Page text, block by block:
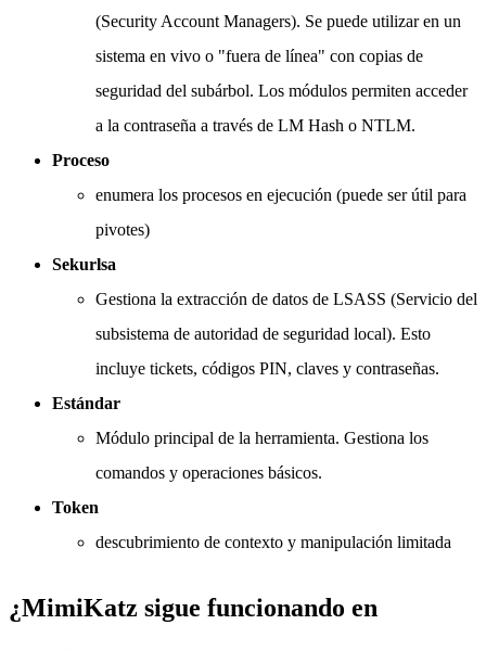
(Security Account Managers). Se puede utilizar en un
sistema en vivo o "fuera de línea" con copias de
seguridad del subárbol. Los módulos permiten acceder
a la contraseña a través de LM Hash o NTLM.
Proceso
enumera los procesos en ejecución (puede ser útil para
pivotes)
Sekurlsa
Gestiona la extracción de datos de LSASS (Servicio del
subsistema de autoridad de seguridad local). Esto
incluye tickets, códigos PIN, claves y contraseñas.
Estándar
Módulo principal de la herramienta. Gestiona los
comandos y operaciones básicos.
Token
descubrimiento de contexto y manipulación limitada
¿MimiKatz sigue funcionando en